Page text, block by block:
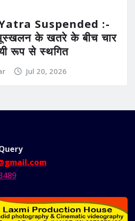
Suspended :-
भूस्खलन के खतरे के बीच चार
रूप से स्थगित
Jul 20, 2026